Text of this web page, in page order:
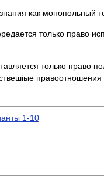
как монопольный
только право
только право
1-10